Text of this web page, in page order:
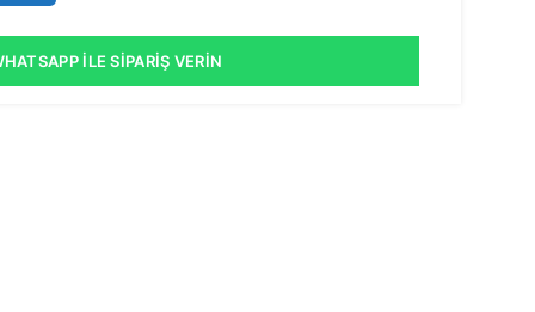
İLE SIPARIŞ VERIN